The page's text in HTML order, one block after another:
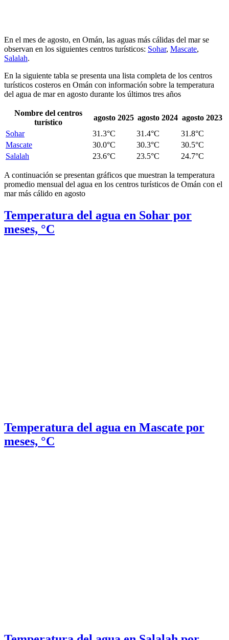
En el mes de agosto, en Omán, las aguas más cálidas del mar se
observan en los siguientes centros turísticos: Sohar, Mascate,
Salalah.
En la siguiente tabla se presenta una lista completa de los centros
turísticos costeros en Omán con información sobre la temperatura
del agua de mar en agosto durante los últimos tres años
Nombre del centros
turístico
agosto 2025 agosto 2024 agosto 2023
Sohar
31.3°C 31.4°C
31.8°C
Mascate
30.0°C 30.3°C
30.5°C
Salalah
23.6°C 23.5°C 24.7°C
A continuación se presentan gráficos que muestran la temperatura
promedio mensual del agua en los centros turísticos de Omán con el
mar más cálido en agosto
Temperatura del agua en Sohar por
meses, °C
Temperatura del agua en Mascate por
meses, °C